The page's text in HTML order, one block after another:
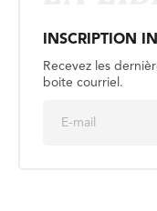
INSCRIPTION
Recevez les
boite courriel.